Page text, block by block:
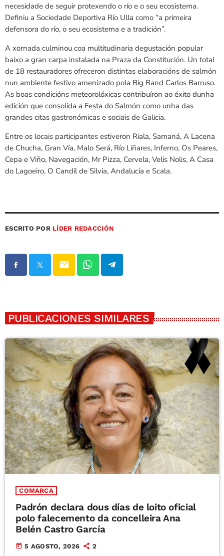
necesidade de seguir protexendo o río e o seu ecosistema.
Definiu a Sociedade Deportiva Río Ulla como “a primeira
defensora do río, o seu ecosistema e a tradición”.
A xornada culminou coa multitudinaria degustación popular
baixo a gran carpa instalada na Praza da Constitución. Un total
de 18 restauradores ofreceron distintas elaboracións de salmón
nun ambiente festivo amenizado pola Big Band Carlos Barruso.
As boas condicións meteorolóxicas contribuíron ao éxito dunha
edición que consolida a Festa do Salmón como unha das
grandes citas gastronómicas e sociais de Galicia.
Entre os locais participantes estiveron Riala, Samaná, A Lacena
de Chucha, Gran Vía, Malo Será, Río Liñares, Inferno, Os Peares,
Cepa e Viño, Navegación, Mr Pizza, Cervela, Velis Nolis, A Casa
do Lagoeiro, O Candil de Silvia, Andalucía e Scala.
ESCRITO POR LÍDER REDACCIÓN
email
PUBLICACIONES SIMILARES
COMARCA
Padrón declara dous días de loito oficial
polo falecemento da concelleira Ana
Belén Castro García
today 5 AGOSTO, 2026 2